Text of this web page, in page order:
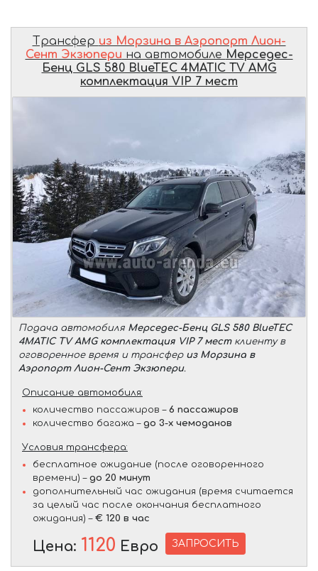
Трансфер из Морзина в Аэропорт Лион-
Сент Экзюпери на автомобиле Мерседес-
Бенц GLS 580 BlueTEC 4MATIC TV AMG
комплектация VIP 7 мест
Подача автомобиля Мерседес-Бенц GLS 580 BlueTEC
4MATIC TV AMG комплектация VIP 7 местклиенту в
оговоренное время и трансфер из Морзина в
Аэропорт Лион-Сент Экзюпери.
Описание автомобиля:
количество пассажиров – 6 пассажиров
количество багажа – до 3-х чемоданов
Условия трансфера:
бесплатное ожидание (после оговоренного
времени) – до 20 минут
дополнительный час ожидания (время считается
за целый час после окончания бесплатного
ожидания) – € 120 в час
Цена: 1120 Евро ЗАПРОСИТЬ